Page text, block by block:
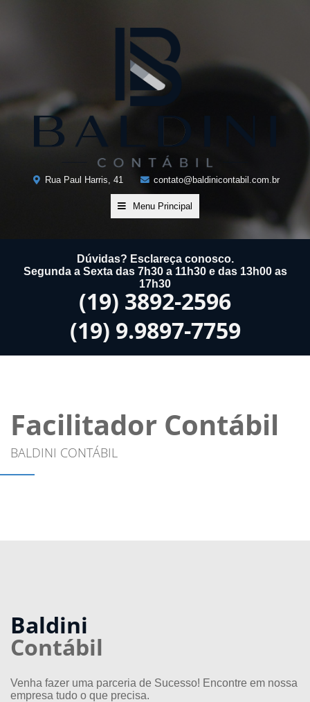
Rua Paul Harris, 41 contato@baldinicontabil.com.br
Menu Principal
Dúvidas? Esclareça conosco.
Segunda a Sexta das 7h30 a 11h30 e das 13h00 as
17h30
(19) 3892-2596
(19) 9.9897-7759
Facilitador Contábil
BALDINI CONTÁBIL
Baldini
Contábil
Venha fazer uma parceria de Sucesso! Encontre em nossa
empresa tudo o que precisa.